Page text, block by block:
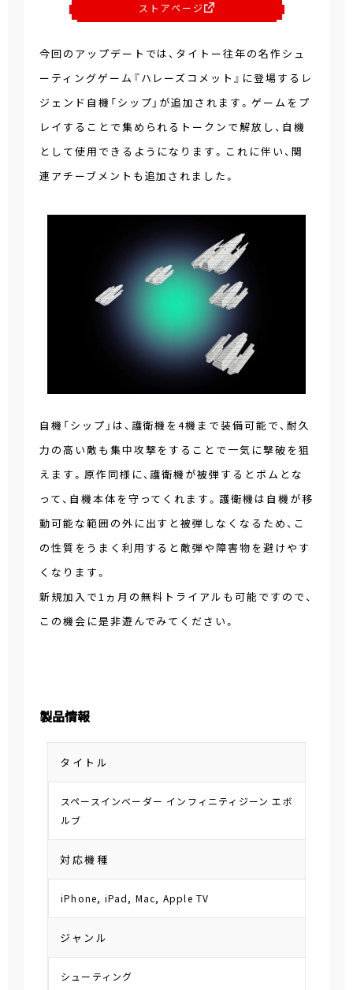
ストアページ
今回のアップデートでは、タイトー往年の名作シュ
ーティングゲーム『ハレーズコメット』に登場するレ
ジェンド自機「シップ」が追加されます。ゲームをプ
レイすることで集められるトークンで解放し、自機
として使用できるようになります。これに伴い、関
連アチーブメントも追加されました。
自機「シップ」は、護衛機を4機まで装備可能で、耐久
力の高い敵も集中攻撃をすることで一気に撃破を狙
えます。原作同様に、護衛機が被弾するとボムとな
って、自機本体を守ってくれます。護衛機は自機が移
動可能な範囲の外に出すと被弾しなくなるため、こ
の性質をうまく利用すると敵弾や障害物を避けやす
くなります。
新規加入で1ヵ月の無料トライアルも可能ですので、
この機会に是非遊んでみてください。
製品情報
タイトル
スペースインベーダー インフィニティジーン エボ
ルブ
対応機種
iPhone, iPad, Mac, Apple TV
ジャンル
シューティング